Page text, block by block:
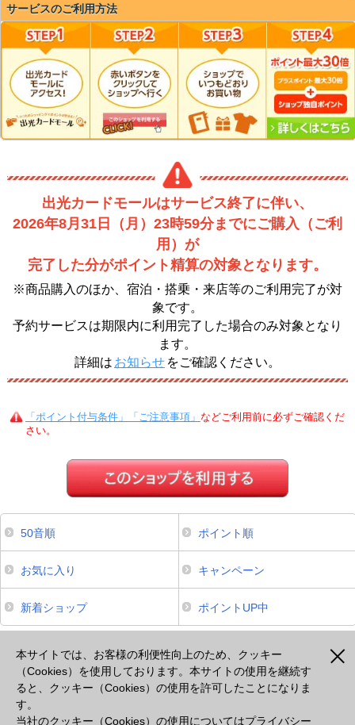
本サイトでは、お客様の利便性向上のため、クッキー
（Cookies）を使用しております。本サイトの使用を継続す
ると、クッキー（Cookies）の使用を許可したことになりま
す。
当社のクッキー（Cookies）の使用についてはプライバシー
サービスのご利用方法
出光カードモールはサービス終了に伴い、
2026年8月31日（月）23時59分までにご購入（ご利
用）が
完了した分がポイント精算の対象となります。
※商品購入のほか、宿泊・搭乗・来店等のご利用完了が対
象です。
予約サービスは期限内に利用完了した場合のみ対象となり
ます。
詳細は お知らせ をご確認ください。
「ポイント付与条件」「ご注意事項」 などご利用前に必ずご確認くだ
さい。
50音順 ポイント順
お気に入り キャンペーン
新着ショップ ポイントUP中
注意事項 プライバシーポリシー セキュリティポリシー
cookie等の使用について